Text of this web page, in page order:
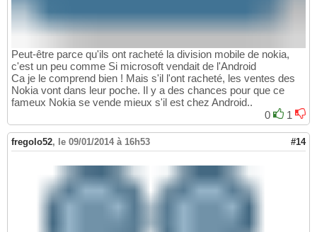
Peut-être parce qu'ils ont racheté la division mobile de nokia,
c'est un peu comme Si microsoft vendait de l'Android
Ca je le comprend bien ! Mais s'il l'ont racheté, les ventes des
Nokia vont dans leur poche. Il y a des chances pour que ce
fameux Nokia se vende mieux s'il est chez Android..
0
1
fregolo52, le 09/01/2014 à 16h53 #14